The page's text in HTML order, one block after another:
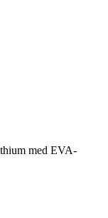
med EVA-